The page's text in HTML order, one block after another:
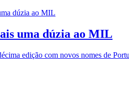
uma dúzia ao MIL
edição com novos nomes de